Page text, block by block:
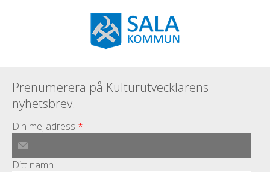
Prenumerera på Kulturutvecklarens
nyhetsbrev.
Din mejladress *
Ditt namn